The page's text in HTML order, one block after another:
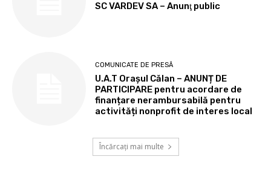
SC VARDEV SA – Anunţ public
COMUNICATE DE PRESĂ
U.A.T Orașul Călan – ANUNȚ DE
PARTICIPARE pentru acordare de
finanțare nerambursabilă pentru
activități nonprofit de interes local
Încărcați mai multe